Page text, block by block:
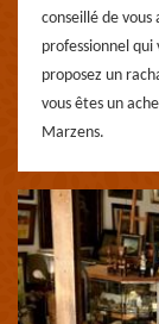
conseillé de vous
professionnel qui
proposez un
vous êtes un
Marzens.